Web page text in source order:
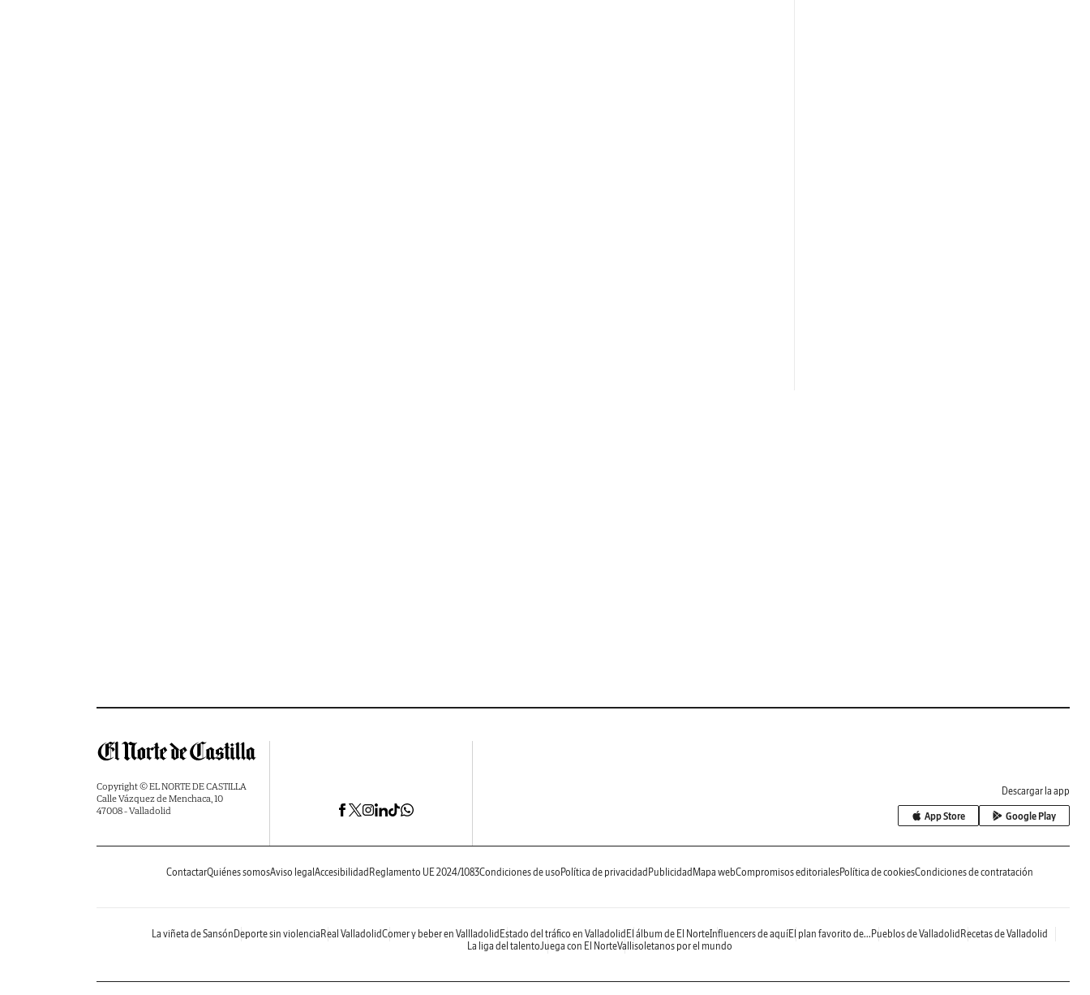
Copyright © EL NORTE DE CASTILLA
Calle Vázquez de Menchaca, 10
47008 - Valladolid
Descargar la app
App Store Google Play
ContactarQuiénes somosAviso legal Accesibilidad Reglamento UE 2024/1083Condiciones de uso Política de privacidad Publicidad Mapa webCompromisos editorialesPolítica de cookiesCondiciones de contratación
La viñeta de Sansón Deporte sin violencia Real ValladolidComer y beber en Vallladolid Estado del tráfico en Valladolid El álbum de El NorteInfluencers de aquíEl plan favorito de... Pueblos de Valladolid Recetas de Valladolid
La liga del talentoJuega con El NorteVallisoletanos por el mundo